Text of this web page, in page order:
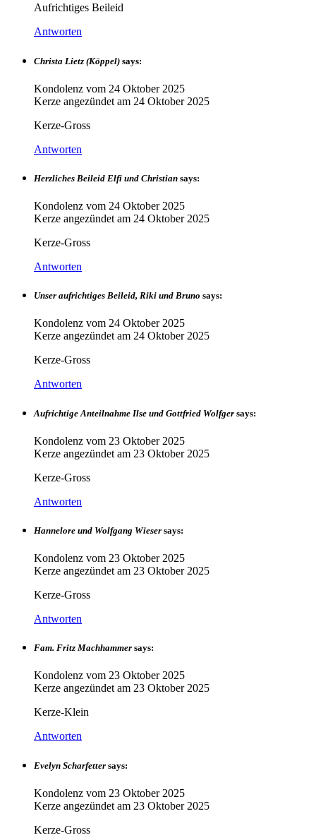
Aufrichtiges Beileid
Antworten
Christa Lietz (Köppel) says:
Kondolenz vom 24 Oktober 2025
Kerze angezündet am 24 Oktober 2025
Kerze-Gross
Antworten
Herzliches Beileid Elfi und Christian says:
Kondolenz vom 24 Oktober 2025
Kerze angezündet am 24 Oktober 2025
Kerze-Gross
Antworten
Unser aufrichtiges Beileid, Riki und Bruno says:
Kondolenz vom 24 Oktober 2025
Kerze angezündet am 24 Oktober 2025
Kerze-Gross
Antworten
Aufrichtige Anteilnahme Ilse und Gottfried Wolfger says:
Kondolenz vom 23 Oktober 2025
Kerze angezündet am 23 Oktober 2025
Kerze-Gross
Antworten
Hannelore und Wolfgang Wieser says:
Kondolenz vom 23 Oktober 2025
Kerze angezündet am 23 Oktober 2025
Kerze-Gross
Antworten
Fam. Fritz Machhammer says:
Kondolenz vom 23 Oktober 2025
Kerze angezündet am 23 Oktober 2025
Kerze-Klein
Antworten
Evelyn Scharfetter says:
Kondolenz vom 23 Oktober 2025
Kerze angezündet am 23 Oktober 2025
Kerze-Gross